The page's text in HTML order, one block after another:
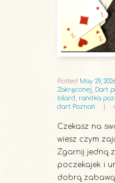
Posted May 29, 2026
Zakręconej
Dart
bilard
randka
dart Poznań
Czekasz na
wiesz czym
Zgarnij jedną
poczekajek i
dobrą